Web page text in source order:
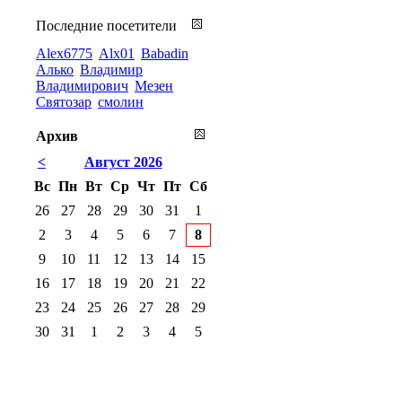
Последние посетители
Alex6775 Alx01 Babadin
Алько Владимир
Владимирович Мезен
Святозар смолин
Архив
<
Август 2026
Вс Пн Вт Ср Чт Пт Сб
26
27 28 29 30 31
1
2
3 4 5 6 7
8
9
10 11 12 13 14
15
16
17 18 19 20 21
22
23
24 25 26 27 28
29
30
31 1 2 3 4 5